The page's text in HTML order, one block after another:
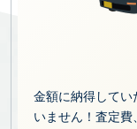
金額に納得してい
いません！査定